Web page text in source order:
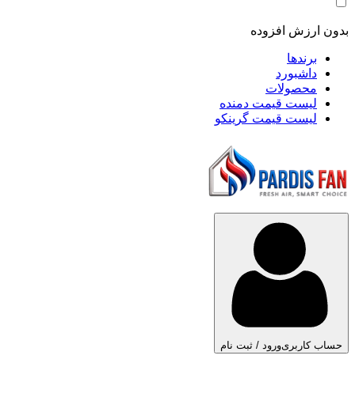
بدون ارزش افزوده
برندها
داشبورد
محصولات
لیست قیمت دمنده
لیست قیمت گرینکو
حساب کاربریورود / ثبت نام